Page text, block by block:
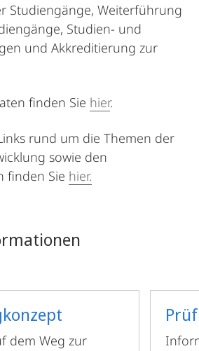
Studiengänge, Weiterführung
Studien- und
und Akkreditierung zur
finden Sie hier.
rund um die Themen der
sowie den
finden Sie hier.
dem Weg zur